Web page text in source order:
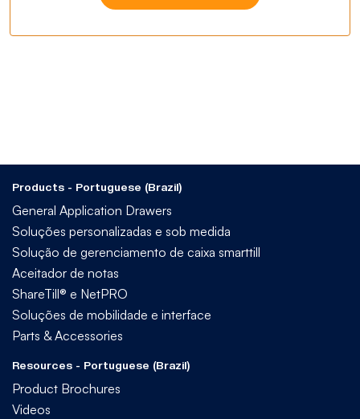
Products - Portuguese (Brazil)
General Application Drawers
Soluções personalizadas e sob medida
Solução de gerenciamento de caixa smarttill
Aceitador de notas
ShareTill® e NetPRO
Soluções de mobilidade e interface
Parts & Accessories
Resources - Portuguese (Brazil)
Product Brochures
Videos